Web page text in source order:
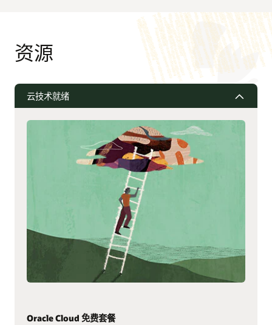
资源
云技术就绪
Oracle Cloud 免费套餐